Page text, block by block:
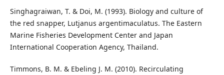
Singhagraiwan, T. & Doi, M. (1993). Biology and culture of
the red snapper, Lutjanus argentimaculatus. The Eastern
Marine Fisheries Development Center and Japan
International Cooperation Agency, Thailand.
Timmons, B. M. & Ebeling J. M. (2010). Recirculating